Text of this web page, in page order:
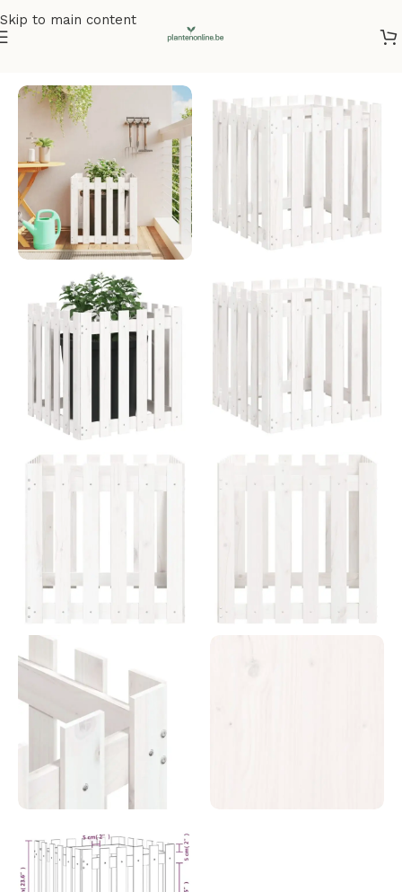
Skip to main content